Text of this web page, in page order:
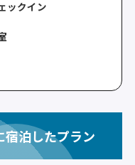
ックイン
宿泊したプラン